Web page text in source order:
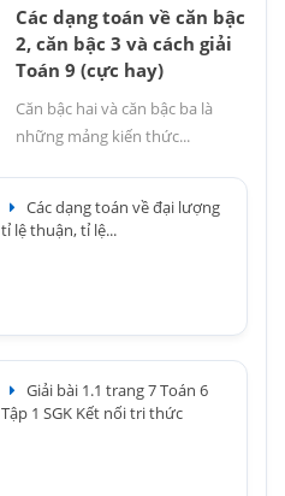
Các dạng toán về căn bậc
2, căn bậc 3 và cách giải
Toán 9 (cực hay)
Căn bậc hai và căn bậc ba là
những mảng kiến thức...
Các dạng toán về đại lượng
tỉ lệ thuận, tỉ lệ...
Giải bài 1.1 trang 7 Toán 6
Tập 1 SGK Kết nối tri thức